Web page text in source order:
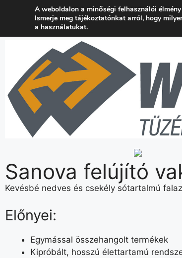
+36 24 537 777
Sanova felújító
Kevésbé nedves és csekély sótartalmú
Előnyei:
Egymással összehangolt termékek
Kipróbált, hosszú élettartamú
A weboldalon a minőségi felhasználói
Ismerje meg tájékoztatónkat arról, hogy
a használatukat.